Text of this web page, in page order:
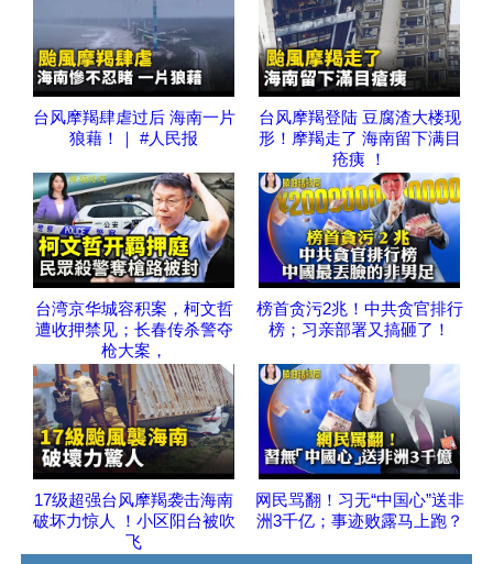
台风摩羯肆虐过后 海南一片
狼藉！｜ #人民报
台风摩羯登陆 豆腐渣大楼现
形！摩羯走了 海南留下满目
疮痍 ！
台湾京华城容积案，柯文哲
遭收押禁见；长春传杀警夺
枪大案，
榜首贪污2兆！中共贪官排行
榜；习亲部署又搞砸了！
17级超强台风摩羯袭击海南
破坏力惊人 ！小区阳台被吹
飞
网民骂翻！习无“中国心”送非
洲3千亿；事迹败露马上跑？